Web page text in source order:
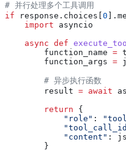
# 并行处理多个工具调用
if response.choices[ 0
    import
asyncio
    async
def
        function_name
=
        function_args
=
        # 异步执行函数
        result
= await
        return
{
            "role"
:
            "content"
:
        }